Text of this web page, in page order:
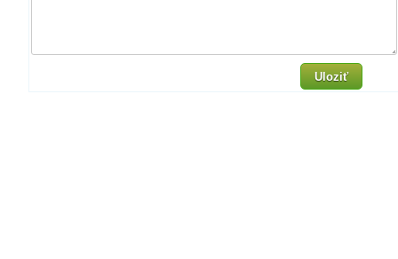
Uloziť